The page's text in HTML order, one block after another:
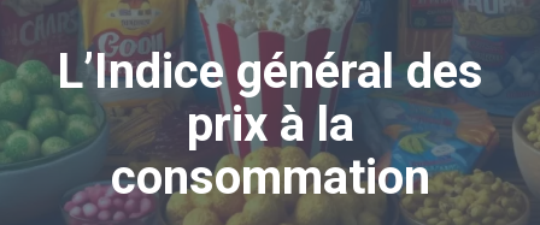
L’Indice général des
prix à la
consommation